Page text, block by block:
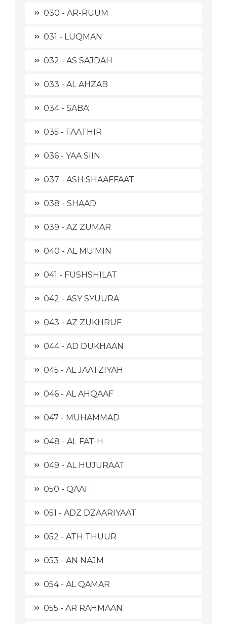
030 - AR-RUUM
031 - LUQMAN
032 - AS SAJDAH
033 - AL AHZAB
034 - SABA'
035 - FAATHIR
036 - YAA SIIN
037 - ASH SHAAFFAAT
038 - SHAAD
039 - AZ ZUMAR
040 - AL MU'MIN
041 - FUSHSHILAT
042 - ASY SYUURA
043 - AZ ZUKHRUF
044 - AD DUKHAAN
045 - AL JAATZIYAH
046 - AL AHQAAF
047 - MUHAMMAD
048 - AL FAT-H
049 - AL HUJURAAT
050 - QAAF
051 - ADZ DZAARIYAAT
052 - ATH THUUR
053 - AN NAJM
054 - AL QAMAR
055 - AR RAHMAAN